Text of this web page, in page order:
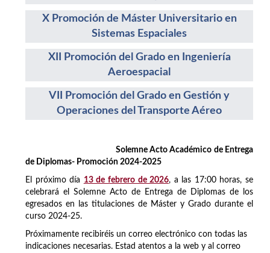
X Promoción de Máster Universitario en
Sistemas Espaciales
XII Promoción del Grado en Ingeniería
Aeroespacial
VII Promoción del Grado en Gestión y
Operaciones del Transporte Aéreo
Solemne Acto Académico de Entrega
de Diplomas- Promoción 2024-2025
El próximo día 13 de febrero de 2026, a las 17:00 horas, se
celebrará el Solemne Acto de Entrega de Diplomas de los
egresados en las titulaciones de Máster y Grado durante el
curso 2024-25.
Próximamente recibiréis un correo electrónico con todas las
indicaciones necesarias. Estad atentos a la web y al correo